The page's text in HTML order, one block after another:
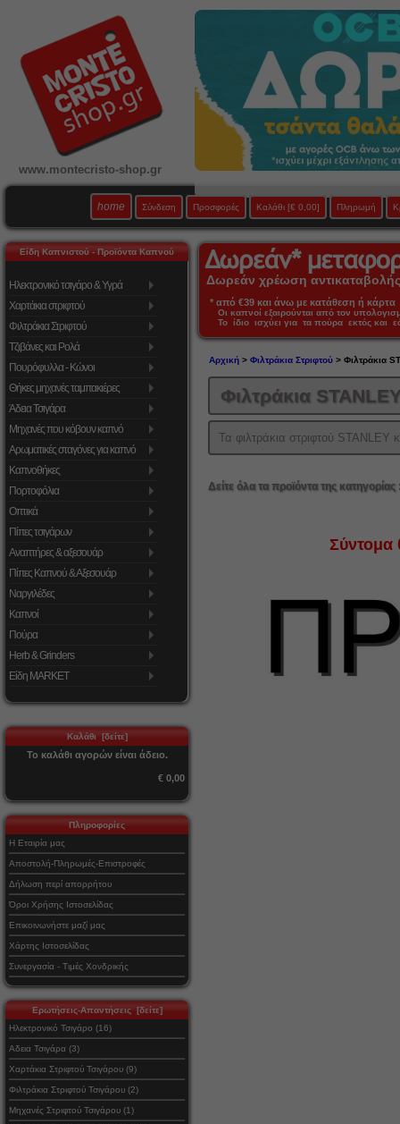
www.montecristo-shop.gr
home Σύνδεση Προσφορές Καλάθι [€ 0,00] Πληρωμή
Είδη Καπνιστού - Προϊόντα Καπνού
Ηλεκτρονικό τσιγάρο & Υγρά
Χαρτάκια στριφτού
Φιλτράκια Στριφτού
Τζιβάνες και Ρολά
Πουρόφυλλα - Κώνοι
Θήκες μηχανές ταμπακιέρες
Άδεια Τσιγάρα
Μηχανές που κόβουν καπνό
Αρωματικές σταγόνες για καπνό
Καπνοθήκες
Πορτοφόλια
Οπτικά
Πίπες τσιγάρων
Αναπτήρες & αξεσουάρ
Πίπες Καπνού & Αξεσουάρ
Ναργιλέδες
Καπνοί
Πούρα
Herb & Grinders
Είδη MARKET
Καλάθι [δείτε]
Το καλάθι αγορών είναι άδειο.
€ 0,00
Πληροφορίες
Η Εταιρία μας
Αποστολή-Πληρωμές-Επιστροφές
Δήλωση περί απορρήτου
Όροι Χρήσης Ιστοσελίδας
Επικοινωνήστε μαζί μας
Χάρτης Ιστοσελίδας
Συνεργασία - Τιμές Χονδρικής
Ερωτήσεις-Απαντήσεις [δείτε]
Ηλεκτρονικό Τσιγάρο (16)
Αδεια Τσιγάρα (3)
Χαρτάκια Στριφτού Τσιγάρου (9)
Φιλτράκια Στριφτού Τσιγάρου (2)
Μηχανές Στριφτού Τσιγάρου (1)
Δωρεάν χρέωση
* από €39 και άνω με κατάθεση ή
Οι καπνοί εξαιρούνται από τον
Το ίδιο ισχύει για τα πούρα εκτός και
Αρχική> Φιλτράκια Στριφτού> Φιλτράκια
Φιλτράκια
Τα φιλτράκια στριφτού
Δείτε όλα τα προϊόντα της κατηγορίας
Σύντομα